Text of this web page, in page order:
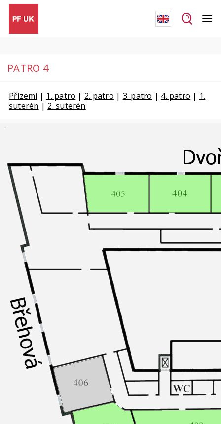
PATRO 4
Přízemí| 1. patro | 2. patro | 3. patro | 4. patro | 1.
suterén | 2. suterén